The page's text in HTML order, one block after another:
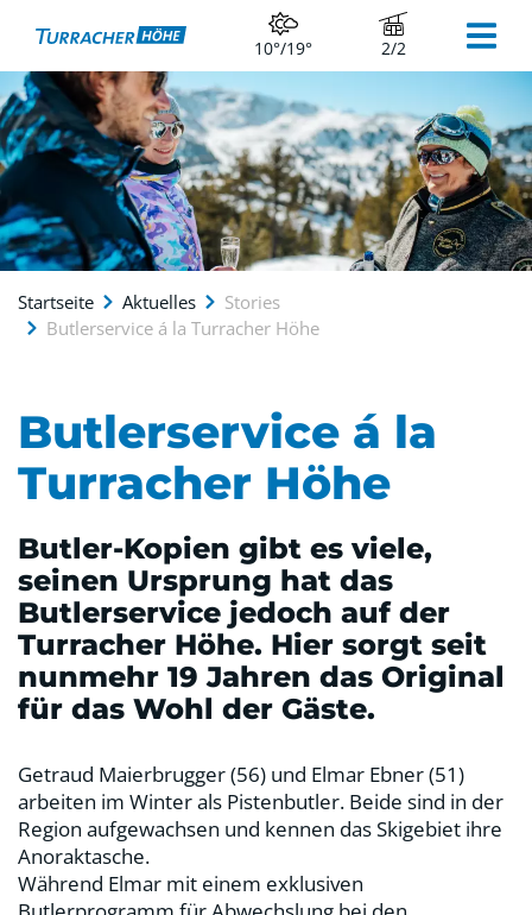
10°/19° 2/2
Startseite Aktuelles
Stories
Butlerservice á la Turracher Höhe
Butlerservice á la
Turracher Höhe
Butler-Kopien gibt es viele,
seinen Ursprung hat das
Butlerservice jedoch auf der
Turracher Höhe. Hier sorgt seit
nunmehr 19 Jahren das Original
für das Wohl der Gäste.
Getraud Maierbrugger (56) und Elmar Ebner (51)
arbeiten im Winter als Pistenbutler. Beide sind in der
Region aufgewachsen und kennen das Skigebiet ihre
Anoraktasche.
Während Elmar mit einem exklusiven